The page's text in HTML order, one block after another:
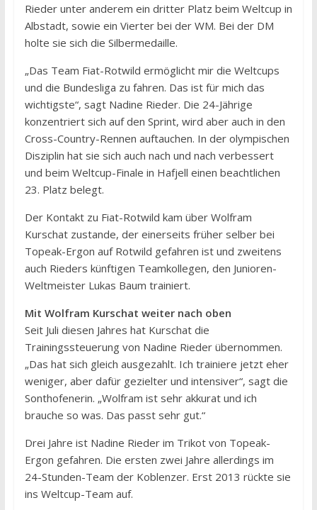
Rieder unter anderem ein dritter Platz beim Weltcup in
Albstadt, sowie ein Vierter bei der WM. Bei der DM
holte sie sich die Silbermedaille.
„Das Team Fiat-Rotwild ermöglicht mir die Weltcups
und die Bundesliga zu fahren. Das ist für mich das
wichtigste“, sagt Nadine Rieder. Die 24-Jährige
konzentriert sich auf den Sprint, wird aber auch in den
Cross-Country-Rennen auftauchen. In der olympischen
Disziplin hat sie sich auch nach und nach verbessert
und beim Weltcup-Finale in Hafjell einen beachtlichen
23. Platz belegt.
Der Kontakt zu Fiat-Rotwild kam über Wolfram
Kurschat zustande, der einerseits früher selber bei
Topeak-Ergon auf Rotwild gefahren ist und zweitens
auch Rieders künftigen Teamkollegen, den Junioren-
Weltmeister Lukas Baum trainiert.
Mit Wolfram Kurschat weiter nach oben
Seit Juli diesen Jahres hat Kurschat die
Trainingssteuerung von Nadine Rieder übernommen.
„Das hat sich gleich ausgezahlt. Ich trainiere jetzt eher
weniger, aber dafür gezielter und intensiver“, sagt die
Sonthofenerin. „Wolfram ist sehr akkurat und ich
brauche so was. Das passt sehr gut.“
Drei Jahre ist Nadine Rieder im Trikot von Topeak-
Ergon gefahren. Die ersten zwei Jahre allerdings im
24-Stunden-Team der Koblenzer. Erst 2013 rückte sie
ins Weltcup-Team auf.